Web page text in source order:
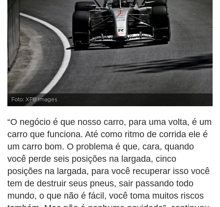
Foto: XPB Images
“O negócio é que nosso carro, para uma volta, é um
carro que funciona. Até como ritmo de corrida ele é
um carro bom. O problema é que, cara, quando
você perde seis posições na largada, cinco
posições na largada, para você recuperar isso você
tem de destruir seus pneus, sair passando todo
mundo, o que não é fácil, você toma muitos riscos